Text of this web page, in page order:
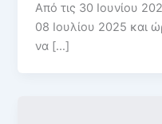
Από τις 30 Ιουνίου
08 Ιουλίου 2025 και
να […]